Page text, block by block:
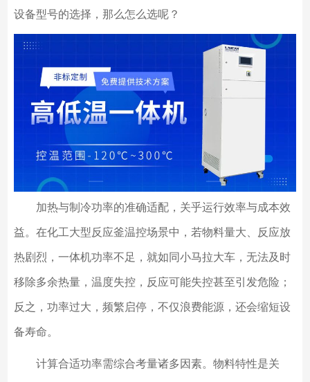
设备型号的选择，那么怎么选呢？
加热与制冷功率的准确适配，关乎运行效率与成本效
益。在化工大型反应釜温控场景中，若物料量大、反应放
热剧烈，一体机功率不足，就如同小马拉大车，无法及时
移除多余热量，温度失控，反应可能失控甚至引发危险；
反之，功率过大，频繁启停，不仅浪费能源，还会缩短设
备寿命。
计算合适功率需综合考量诸多因素。物料特性是关